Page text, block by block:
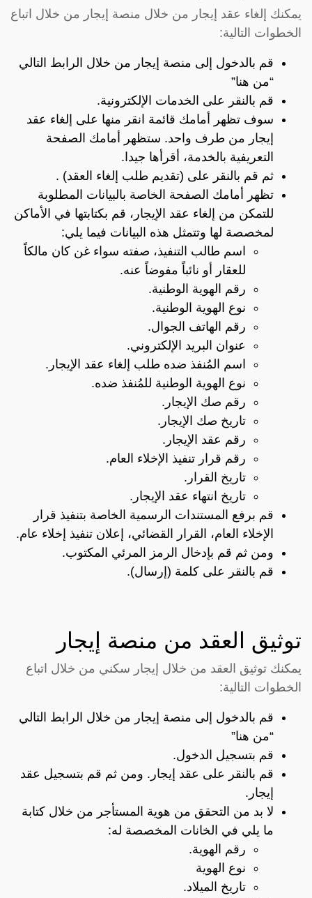
يمكنك إلغاء عقد إيجار من خلال منصة إيجار من خلال اتباع
الخطوات التالية:
قم بالدخول إلى منصة إيجار من خلال الرابط التالي
“من هنا”
قم بالنقر على الخدمات الإلكترونية.
سوف تظهر أمامك قائمة انقر منها على إلغاء عقد
إيجار من طرف واحد. ستظهر أمامك الصفحة
التعريفية بالخدمة، أقرأها جيدا.
ثم قم بالنقر على (تقديم طلب إلغاء العقد) .
تظهر أمامك الصفحة الخاصة بالبيانات المطلوبة
للتمكن من إلغاء عقد الإيجار، قم بكتابتها في الأماكن
لمخصصة لها وتتمثل هذه البيانات فيما يلي:
اسم طالب التنفيذ، صفته سواء غن كان مالكاً
للعقار أو نائباً مفوضاً عنه.
رقم الهوية الوطنية.
نوع الهوية الوطنية.
رقم الهاتف الجوال.
عنوان البريد الإلكتروني.
اسم المُنفذ ضده طلب إلغاء عقد الإيجار.
نوع الهوية الوطنية للمُنفذ ضده.
رقم صك الإيجار.
تاريخ صك الإيجار.
رقم عقد الإيجار.
رقم قرار تنفيذ الإخلاء العام.
تاريخ القرار.
تاريخ انتهاء عقد الإيجار.
قم برفع المستندات الرسمية الخاصة بتنفيذ قرار
الإخلاء العام، القرار القضائي، إعلان تنفيذ إخلاء عام.
ومن ثم قم بإدخال الرمز المرئي المكتوب.
قم بالنقر على كلمة (إرسال).
توثيق العقد من منصة إيجار
يمكنك توثيق العقد من خلال إيجار سكني من خلال اتباع
الخطوات التالية:
قم بالدخول إلى منصة إيجار من خلال الرابط التالي
“من هنا”
قم بتسجيل الدخول.
قم بالنقر على عقد إيجار. ومن ثم قم بتسجيل عقد
إيجار.
لا بد من التحقق من هوية المستأجر من خلال كتابة
ما يلي في الخانات المخصصة له:
رقم الهوية.
نوع الهوية
تاريخ الميلاد.